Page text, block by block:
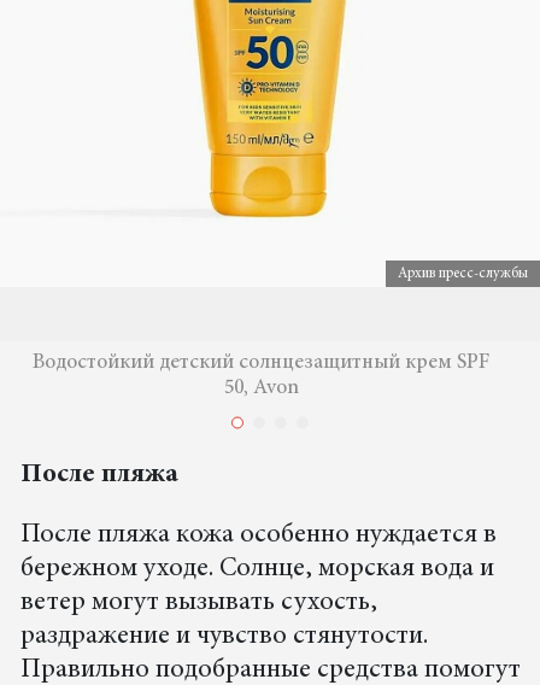
Архив пресс-службы
Водостойкий детский солнцезащитный крем SPF
50, Avon
После пляжа
После пляжа кожа особенно нуждается в
бережном уходе. Солнце, морская вода и
ветер могут вызывать сухость,
раздражение и чувство стянутости.
Правильно подобранные средства помогут